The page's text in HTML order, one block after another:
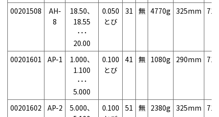
00201508
AH-
8
18.50、
18.55
･･･
20.00
0.050
とび
31 無 4770g 325mm
00201601 AP-1
1.000、
1.100
･･･
5.000
0.100
とび
41 無 1080g 290mm
00201602 AP-2
5.000、
0.100
51 無 2380g 325mm